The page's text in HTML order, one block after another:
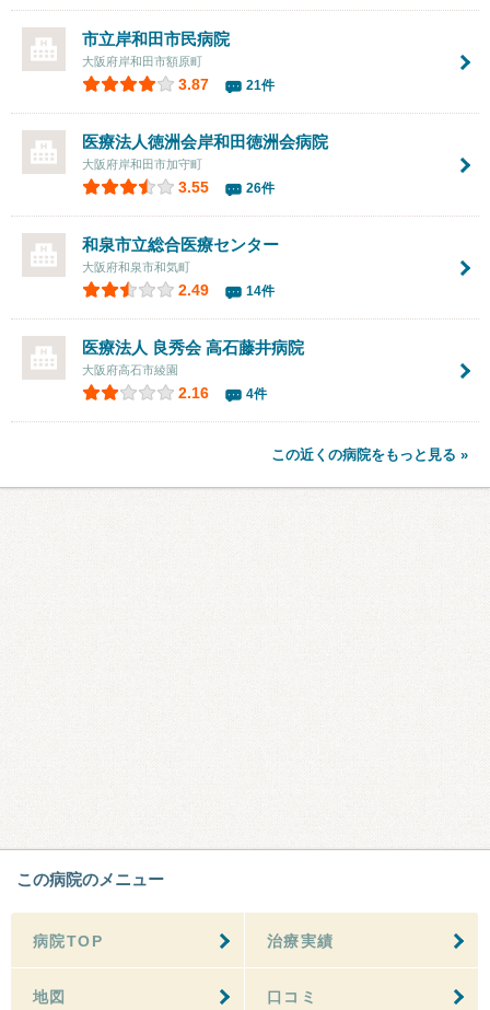
市立岸和田市民病院
大阪府岸和田市額原町
3.87 21件
医療法人徳洲会岸和田徳洲会病院
大阪府岸和田市加守町
3.55 26件
和泉市立総合医療センター
大阪府和泉市和気町
2.49 14件
医療法人 良秀会高石藤井病院
大阪府高石市綾園
2.16 4件
この近くの病院をもっと見る »
この病院のメニュー
病院TOP 治療実績
地図 口コミ